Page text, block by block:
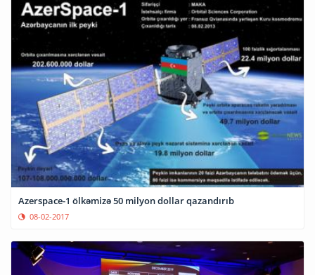
Azerspace-1 ölkəmizə 50 milyon dollar qazandırıb
08-02-2017